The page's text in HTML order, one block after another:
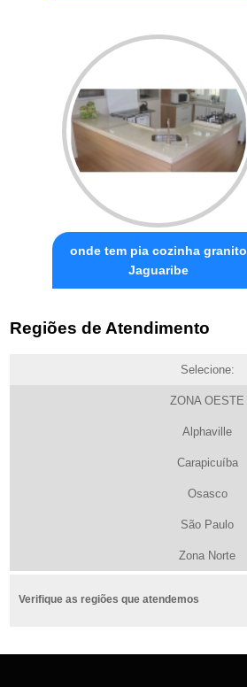
onde tem pia cozinha granito
Jaguaribe
Regiões de Atendimento
Selecione:
ZONA OESTE
Alphaville
Carapicuíba
Osasco
São Paulo
Zona Norte
Verifique as regiões que atendemos